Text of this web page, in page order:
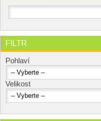
FILTR
Pohlaví
Velikost